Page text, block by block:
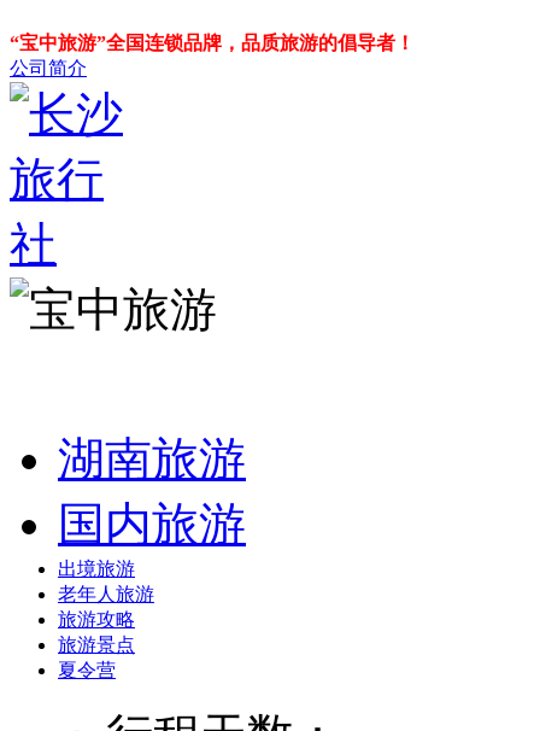
“宝中旅游”全国连锁品牌，品质旅游的倡导者！
公司简介
湖南旅游
国内旅游
出境旅游
老年人旅游
旅游攻略
旅游景点
夏令营